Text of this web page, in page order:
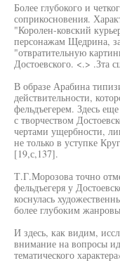
Более глубокого и
соприкосновения.
"Королен-ковский
персонажам Щедрина,
"отвратительную
Достоевского. <.> .Зта
В образе Арабина
действительности,
фельдъегерем. Здесь
с творчеством
чертами ущербности,
не только в уступке
[19,с,137].
Т.Г.Морозова точно
фельдъегеря у
коснулась
более глубоким
И здесь, как видим,
внимание на вопросы
тематического